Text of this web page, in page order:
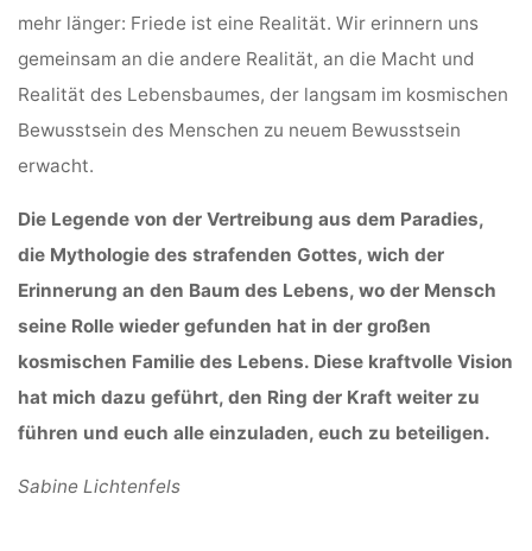
mehr länger: Friede ist eine Realität. Wir erinnern uns
gemeinsam an die andere Realität, an die Macht und
Realität des Lebensbaumes, der langsam im kosmischen
Bewusstsein des Menschen zu neuem Bewusstsein
erwacht.
Die Legende von der Vertreibung aus dem Paradies,
die Mythologie des strafenden Gottes, wich der
Erinnerung an den Baum des Lebens, wo der Mensch
seine Rolle wieder gefunden hat in der großen
kosmischen Familie des Lebens. Diese kraftvolle Vision
hat mich dazu geführt, den Ring der Kraft weiter zu
führen und euch alle einzuladen, euch zu beteiligen.
Sabine Lichtenfels